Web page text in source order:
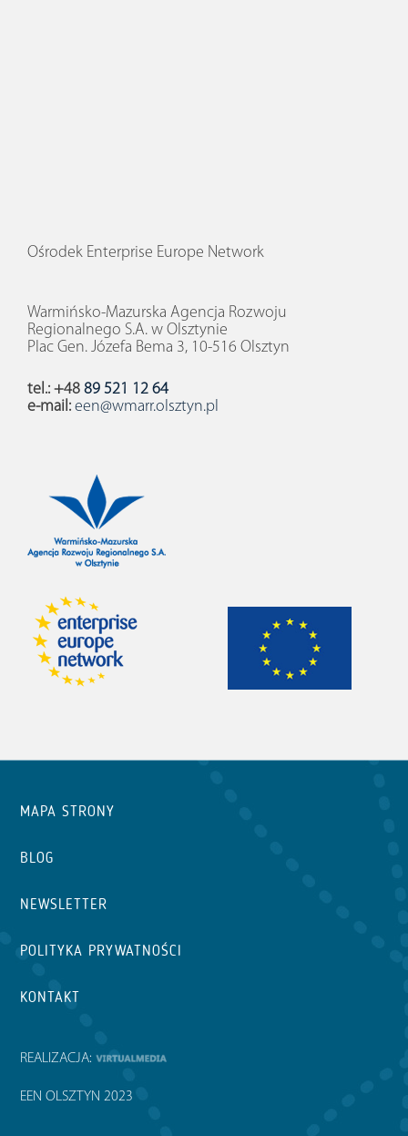
Ośrodek Enterprise Europe Network
Warmińsko-Mazurska Agencja Rozwoju
Regionalnego S.A. w Olsztynie
Plac Gen. Józefa Bema 3, 10-516 Olsztyn
tel.: +48 89 521 12 64
e-mail: een@wmarr.olsztyn.pl
MAPA STRONY
BLOG
NEWSLETTER
POLITYKA PRYWATNOŚCI
KONTAKT
REALIZACJA:
EEN OLSZTYN 2023